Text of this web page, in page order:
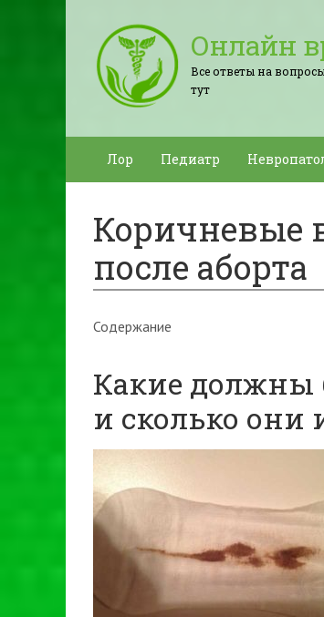
Онлайн
Все ответы на
тут
Лор Педиатр
Коричневые
после аборта
Содержание
Какие должны
и сколько они